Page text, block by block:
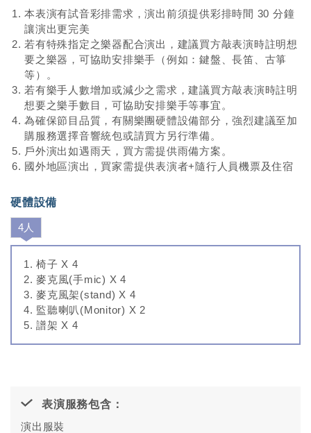
2) 開場表演（約5-8分鐘）
以經典名曲串接方式演出；若買方有指定演奏曲目可溝通協
調（賣方酌收編曲費用）。
本表演有試音彩排需求，演出前須提供彩排時間 30 分鐘
讓演出更完美
若有特殊指定之樂器配合演出，建議買方敲表演時註明想
要之樂器，可協助安排樂手（例如：鍵盤、長笛、古箏
等）。
若有樂手人數增加或減少之需求，建議買方敲表演時註明
想要之樂手數目，可協助安排樂手等事宜。
為確保節目品質，有關樂團硬體設備部分，強烈建議至加
購服務選擇音響統包或請買方另行準備。
戶外演出如遇雨天，買方需提供雨備方案。
國外地區演出，買家需提供表演者+隨行人員機票及住宿
硬體設備
4人
椅子 X 4
麥克風(手mic) X 4
麥克風架(stand) X 4
監聽喇叭(Monitor) X 2
譜架 X 4
表演服務包含：
演出服裝